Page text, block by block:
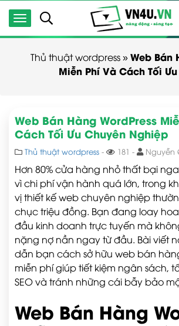
Thủ thuật wordpress»Web Bán
Miễn Phí Và Cách Tối
Web Bán Hàng WordPress
Cách Tối Ưu Chuyên Nghiệp
Thủ thuật wordpress - 181 - Nguyễn
Hơn 80% cửa hàng nhỏ thất bại
vì chi phí vận hành quá lớn, trong
vị thiết kế web chuyên nghiệp
chục triệu đồng. Bạn đang loay
đầu kinh doanh trực tuyến mà
nặng nợ nần ngay từ đầu. Bài viết
dẫn bạn cách sở hữu web bán
miễn phí giúp tiết kiệm ngân sách,
SEO và tránh những cái bẫy bảo
Web Bán Hàng